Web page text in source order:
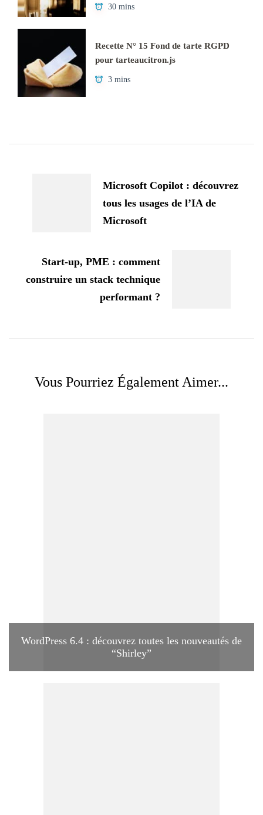
30 mins
Recette N° 15 Fond de tarte RGPD
pour tarteaucitron.js
3 mins
Microsoft Copilot : découvrez
tous les usages de l’IA de
Microsoft
Start-up, PME : comment
construire un stack technique
performant ?
Vous Pourriez Également Aimer...
WordPress 6.4 : découvrez toutes les nouveautés de
“Shirley”